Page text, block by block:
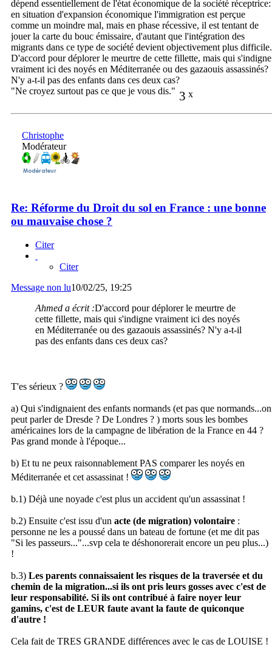
dépend essentiellement de l'état économique de la société réceptrice:
en situation d'expansion économique l'immigration est perçue
comme un moindre mal, mais en phase récessive, il est tentant de
jouer la carte du bouc émissaire, d'autant que l'intégration des
migrants dans ce type de société devient objectivement plus difficile.
D'accord pour déplorer le meurtre de cette fillette, mais qui s'indigne
vraiment ici des noyés en Méditerranée ou des gazaouis assassinés?
N'y a-t-il pas des enfants dans ces deux cas?
3 x
"Ne croyez surtout pas ce que je vous dis."
Christophe
Modérateur
Re: Réforme du Droit du sol en France : une bonne
ou mauvaise chose ?
Citer
Citer
Message non lu10/02/25, 19:25
Ahmed a écrit :D'accord pour déplorer le meurtre de
cette fillette, mais qui s'indigne vraiment ici des noyés
en Méditerranée ou des gazaouis assassinés? N'y a-t-il
pas des enfants dans ces deux cas?
T'es sérieux ?
a) Qui s'indignaient des enfants normands (et pas que normands...on
peut parler de Dresde ? De Londres ? ) morts sous les bombes
américaines lors de la campagne de libération de la France en 44 ?
Pas grand monde à l'époque...
b) Et tu ne peux raisonnablement PAS comparer les noyés en
Méditerranée et cet assassinat !
b.1) Déjà une noyade c'est plus un accident qu'un assassinat !
b.2) Ensuite c'est issu d'un acte (de migration) volontaire :
personne ne les a poussé dans un bateau de fortune (et me dit pas
"Si les passeurs..."...svp cela te déshonorerait encore un peu plus...)
!
b.3) Les parents connaissaient les risques de la traversée et du
chemin de la migration...si ils ont pris leurs gosses avec c'est de
leur responsabilité. Si ils ont contribué à faire noyer leur
gamins, c'est de LEUR faute avant la faute de quiconque
d'autre !
Cela fait de TRES GRANDE différences avec le cas de LOUISE !